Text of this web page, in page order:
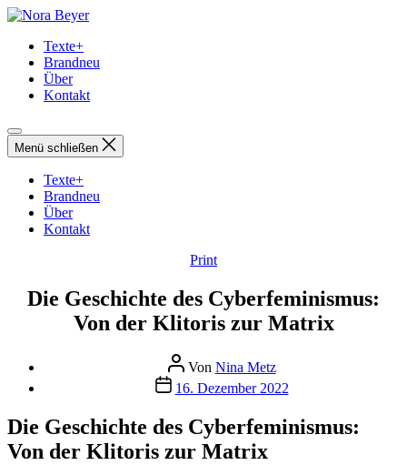
Direkt
Inhalt
wechseln
Nora
Texte+
Brandneu
Über
Kontakt
Menü schließen
Texte+
Brandneu
Über
Kontakt
Kategorien
Print
Die Geschichte des Cyberfeminismus:
Von der Klitoris zur Matrix
Beitragsautor
Von Nina Metz
Beitragsdatum
16. Dezember 2022
Die Geschichte des Cyberfeminismus:
Von der Klitoris zur Matrix